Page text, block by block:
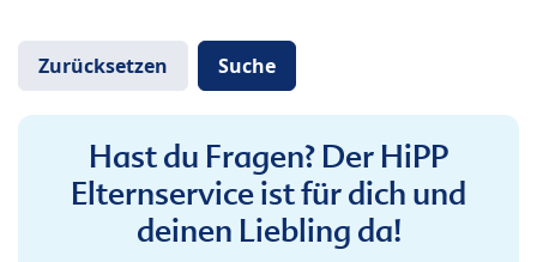
Hast du Fragen? Der HiPP
Elternservice ist für dich und
deinen Liebling da!